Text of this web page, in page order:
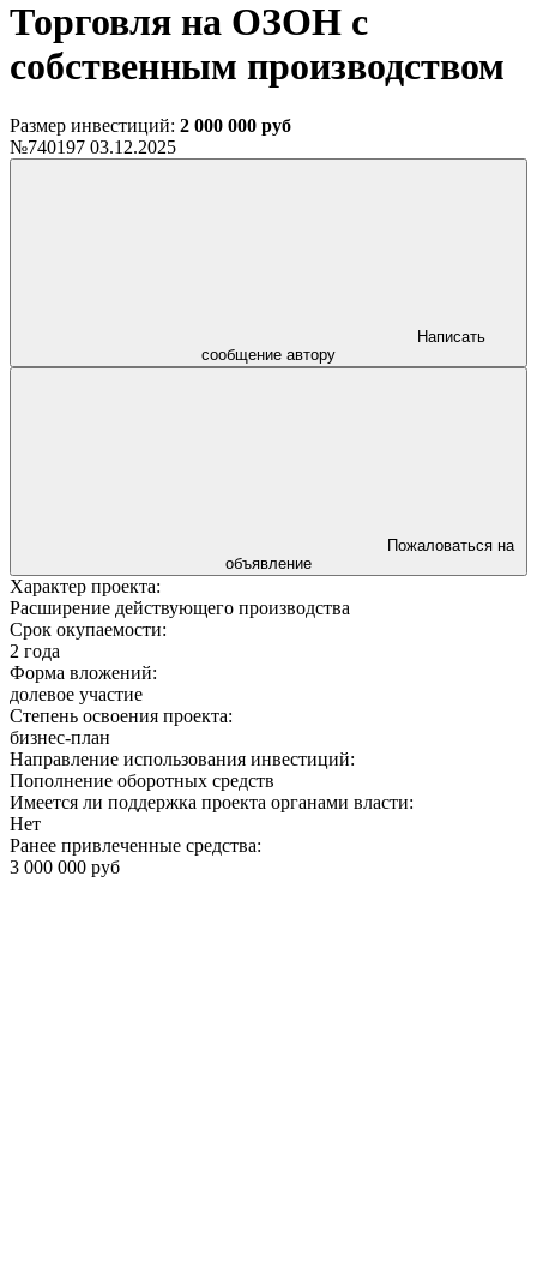
Торговля на ОЗОН с
собственным производством
Размер инвестиций: 2 000 000 руб
№740197 03.12.2025
сообщение автору
объявление
Характер проекта:
Расширение действующего производства
Срок окупаемости:
2 года
Форма вложений:
долевое участие
Степень освоения проекта:
бизнес-план
Направление использования инвестиций:
Пополнение оборотных средств
Имеется ли поддержка проекта органами власти:
Нет
Ранее привлеченные средства:
3 000 000 руб